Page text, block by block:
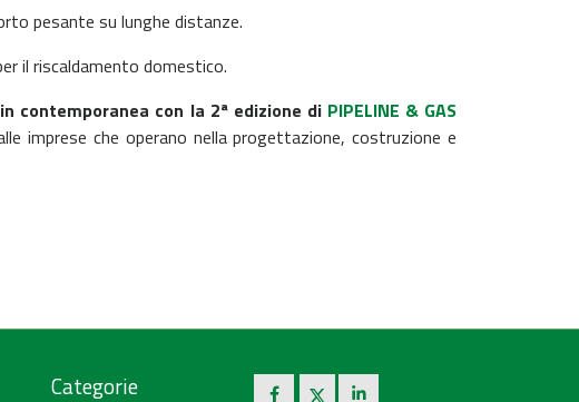
pesante su lunghe distanze.
il riscaldamento domestico.
contemporanea con la 2ª edizione di PIPELINE & GAS
imprese che operano nella progettazione, costruzione e
Categorie